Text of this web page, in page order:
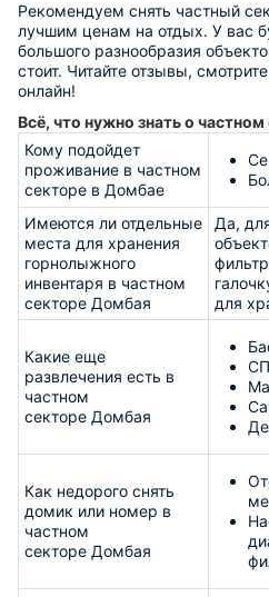
Рекомендуем снять частный
лучшим ценам на отдых. У вас
большого разнообразия
стоит. Читайте отзывы,
онлайн!
Всё, что нужно знать о
Кому подойдет
проживание в частном
секторе в Домбае
Имеются ли отдельные
места для хранения
горнолыжного
инвентаря в частном
секторе Домбая
Да,
для
Какие еще
развлечения есть в
частном
секторе Домбая
Как недорого снять
домик или номер в
частном
секторе Домбая